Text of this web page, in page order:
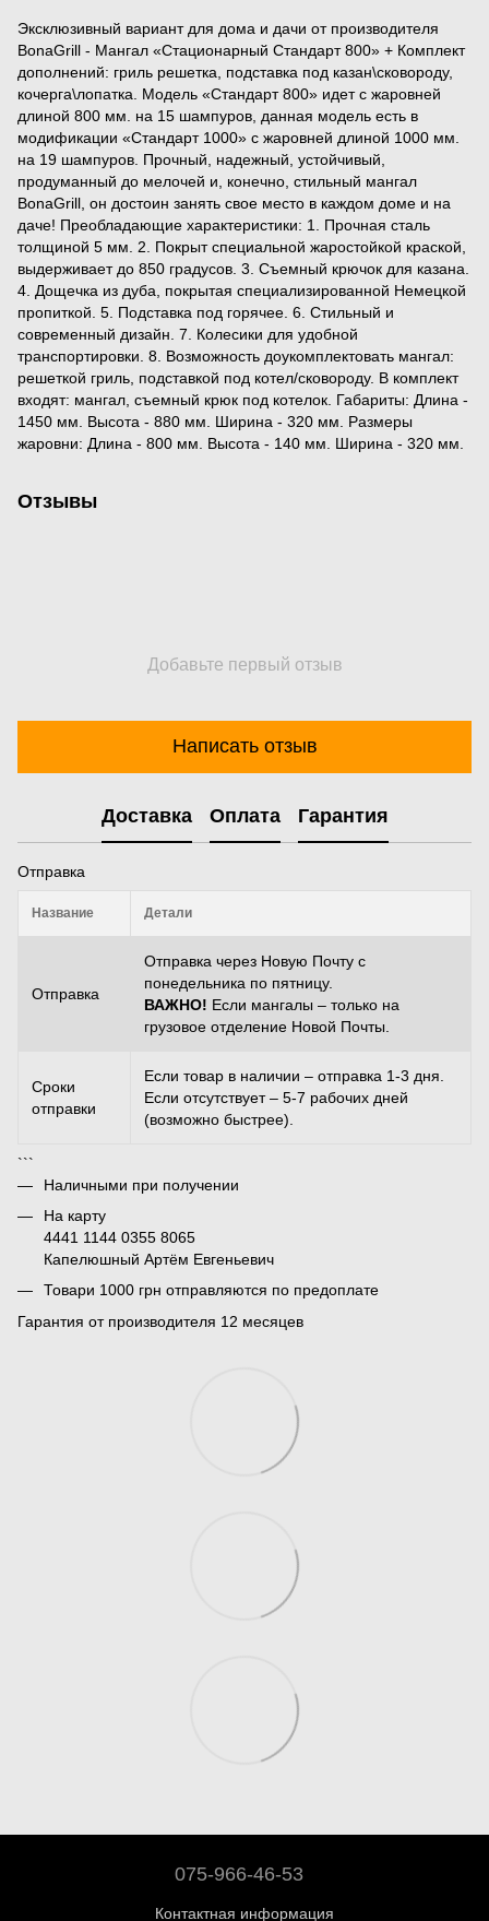
Эксклюзивный вариант для дома и дачи от производителя
BonaGrill - Мангал «Стационарный Стандарт 800» + Комплект
дополнений: гриль решетка, подставка под казан\сковороду,
кочерга\лопатка. Модель «Стандарт 800» идет с жаровней
длиной 800 мм. на 15 шампуров, данная модель есть в
модификации «Стандарт 1000» с жаровней длиной 1000 мм.
на 19 шампуров. Прочный, надежный, устойчивый,
продуманный до мелочей и, конечно, стильный мангал
BonaGrill, он достоин занять свое место в каждом доме и на
даче! Преобладающие характеристики: 1. Прочная сталь
толщиной 5 мм. 2. Покрыт специальной жаростойкой краской,
выдерживает до 850 градусов. 3. Съемный крючок для казана.
4. Дощечка из дуба, покрытая специализированной Немецкой
пропиткой. 5. Подставка под горячее. 6. Стильный и
современный дизайн. 7. Колесики для удобной
транспортировки. 8. Возможность доукомплектовать мангал:
решеткой гриль, подставкой под котел/сковороду. В комплект
входят: мангал, съемный крюк под котелок. Габариты: Длина -
1450 мм. Высота - 880 мм. Ширина - 320 мм. Размеры
жаровни: Длина - 800 мм. Высота - 140 мм. Ширина - 320 мм.
Отзывы
Добавьте первый отзыв
Написать отзыв
Доставка Оплата Гарантия
Отправка
Название Детали
Отправка
Отправка через Новую Почту с
понедельника по пятницу.
ВАЖНО! Если мангалы – только на
грузовое отделение Новой Почты.
Сроки
отправки
Если товар в наличии – отправка 1-3 дня.
Если отсутствует – 5-7 рабочих дней
(возможно быстрее).
```
Наличными при получении
На карту
4441 1144 0355 8065
Капелюшный Артём Евгеньевич
Товари 1000 грн отправляются по предоплате
Гарантия от производителя 12 месяцев
075-966-46-53
Контактная информация